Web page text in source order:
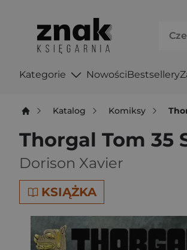
Kategorie NowościBestsellery
Katalog Komiksy
Thorgal Tom 35
Dorison Xavier
KSIĄŻKA